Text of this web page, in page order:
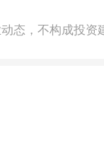
态，不构成投资